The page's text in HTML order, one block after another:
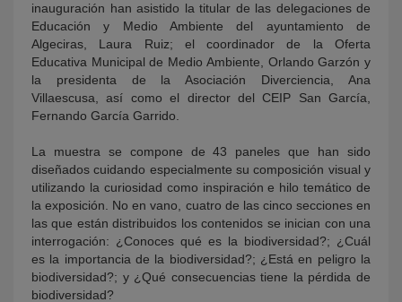
inauguración han asistido la titular de las delegaciones de
Educación y Medio Ambiente del ayuntamiento de
Algeciras, Laura Ruiz; el coordinador de la Oferta
Educativa Municipal de Medio Ambiente, Orlando Garzón y
la presidenta de la Asociación Diverciencia, Ana
Villaescusa, así como el director del CEIP San García,
Fernando García Garrido.
La muestra se compone de 43 paneles que han sido
diseñados cuidando especialmente su composición visual y
utilizando la curiosidad como inspiración e hilo temático de
la exposición. No en vano, cuatro de las cinco secciones en
las que están distribuidos los contenidos se inician con una
interrogación: ¿Conoces qué es la biodiversidad?; ¿Cuál
es la importancia de la biodiversidad?; ¿Está en peligro la
biodiversidad?; y ¿Qué consecuencias tiene la pérdida de
biodiversidad?